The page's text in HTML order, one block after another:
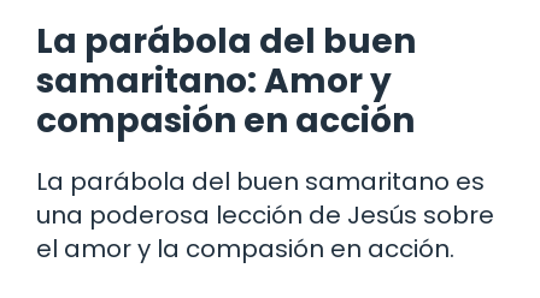
La parábola del buen
samaritano: Amor y
compasión en acción
La parábola del buen samaritano es
una poderosa lección de Jesús sobre
el amor y la compasión en acción.